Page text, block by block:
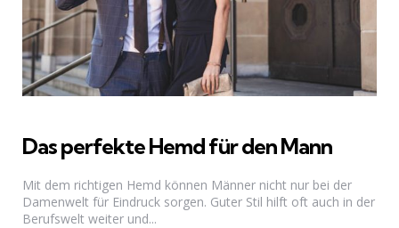
Das perfekte Hemd für den Mann
Mit dem richtigen Hemd können Männer nicht nur bei der
Damenwelt für Eindruck sorgen. Guter Stil hilft oft auch in der
Berufswelt weiter und...